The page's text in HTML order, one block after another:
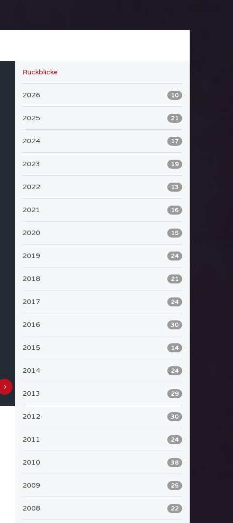
Rückblicke
2026 10
2025 21
2024 17
2023 19
2022 13
2021 16
2020 15
2019 24
2018 21
2017 24
2016 30
2015 14
2014 24
2013 29
2012 30
2011 24
2010 38
2009 25
2008 22